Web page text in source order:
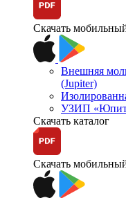
Скачать
Внешняя
(Jupiter)
УЗИП
Скачать каталог
Скачать